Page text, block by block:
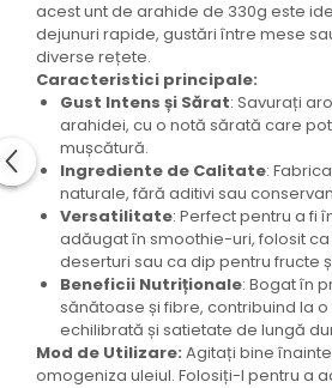
acest unt de arahide de 330g este
dejunuri rapide, gustări între mese
diverse rețete.
Caracteristici principale:
Gust Intens și Sărat: Savurați
arahidei, cu o notă sărată care
mușcătură.
Ingrediente de Calitate:
naturale, fără aditivi sau
Versatilitate: Perfect pentru a fi
adăugat în smoothie-uri, folosit
deserturi sau ca dip pentru fructe
Beneficii Nutriționale: Bogat în
sănătoase și fibre, contribuind la
echilibrată și satietate de lungă
Mod de Utilizare: Agitați bine
omogeniza uleiul. Folosiți-l pentru a